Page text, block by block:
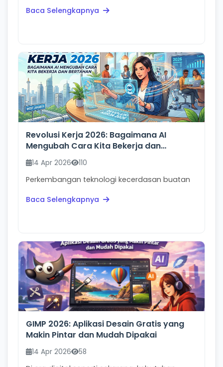
tidak lagi hanya...
Baca Selengkapnya
Revolusi Kerja 2026: Bagaimana AI
Mengubah Cara Kita Bekerja dan
Bertahan
14 Apr 2026 110
Perkembangan teknologi kecerdasan buatan
perubahan besar ...
Baca Selengkapnya
GIMP 2026: Aplikasi Desain Gratis yang
Makin Pintar dan Mudah Dipakai
14 Apr 2026 58